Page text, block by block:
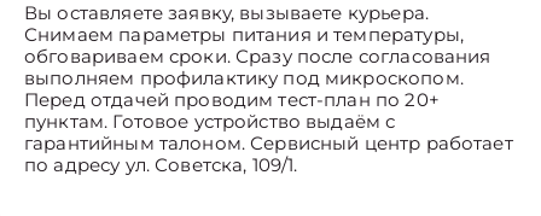
Вы оставляете заявку, вызываете курьера.
Снимаем параметры питания и температуры,
обговариваем сроки. Сразу после согласования
выполняем профилактику под микроскопом.
Перед отдачей проводим тест-план по 20+
пунктам. Готовое устройство выдаём с
гарантийным талоном. Сервисный центр работает
по адресу ул. Советска, 109/1.